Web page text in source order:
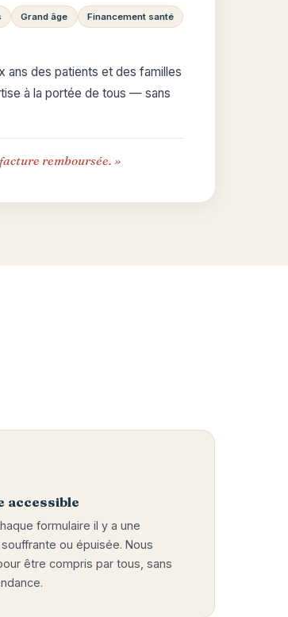
Grand âge Financement santé
ans des patients et des familles
à la portée de tous — sans
remboursée. »
accessible
formulaire il y a une
ou épuisée. Nous
être compris par tous, sans